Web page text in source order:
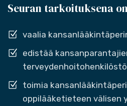
Seuran tarkoituksena on
vaalia
edistää
toimia
oppilääketieteen välisen